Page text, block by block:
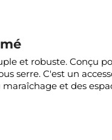
et robuste. Conçu
serre. C'est un
et des